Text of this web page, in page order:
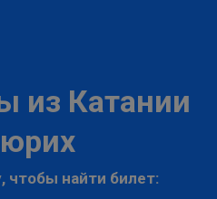
из Катании
чтобы найти билет: